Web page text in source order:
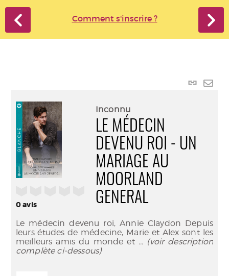
Comment s'inscrire ?
Lien
0avis
Inconnu
LE MÉDECIN
DEVENU ROI - UN
MARIAGE AU
MOORLAND
GENERAL
Le médecin devenu roi, Annie Claydon Depuis
leurs études de médecine, Marie et Alex sont les
meilleurs amis du monde et ... (voir description
complète ci-dessous)